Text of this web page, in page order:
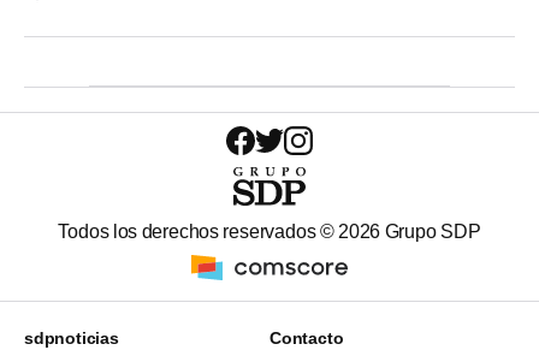
Todos los derechos reservados © 2026 Grupo SDP
sdpnoticias Contacto